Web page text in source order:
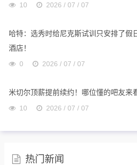
10 2026 / 07 / 07
哈特：选秀时给尼克斯试训只安排了假
酒店！
0 2026 / 07 / 07
米切尔顶薪提前续约！哪位懂的吧友来
10 2026 / 07 / 07
热门新闻